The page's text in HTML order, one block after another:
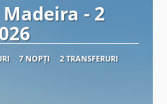
- 2
7 NOPȚI 2 TRANSFERURI